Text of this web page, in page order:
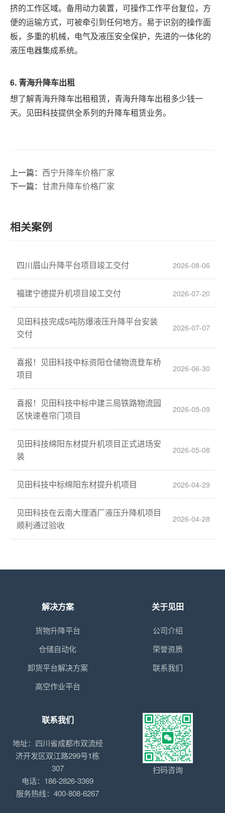
挤的工作区域。备用动力装置，可操作工作平台复位，方
便的运输方式，可被牵引到任何地方。易于识别的操作面
板，多重的机械，电气及液压安全保护，先进的一体化的
液压电器集成系统。
6. 青海升降车出租
想了解青海升降车出租租赁，青海升降车出租多少钱一
天。见田科技提供全系列的升降车租赁业务。
上一篇： 西宁升降车价格厂家
下一篇： 甘肃升降车价格厂家
相关案例
四川眉山升降平台项目竣工交付 2026-08-06
福建宁德提升机项目竣工交付 2026-07-20
见田科技完成5吨防爆液压升降平台安装
交付
2026-07-07
喜报！见田科技中标资阳仓储物流登车桥
项目
2026-06-30
喜报！见田科技中标中建三局铁路物流园
区快速卷帘门项目
2026-05-09
见田科技绵阳东材提升机项目正式进场安
装
2026-05-08
见田科技中标绵阳东材提升机项目 2026-04-29
见田科技在云南大理酒厂液压升降机项目
顺利通过验收
2026-04-28
解决方案
货物升降平台
仓储自动化
卸货平台解决方案
高空作业平台
关于见田
公司介绍
荣誉资质
联系我们
联系我们
地址：四川省成都市双流经
济开发区双江路299号1栋
307
电话：186-2826-3369
服务热线：400-808-6267
扫码咨询